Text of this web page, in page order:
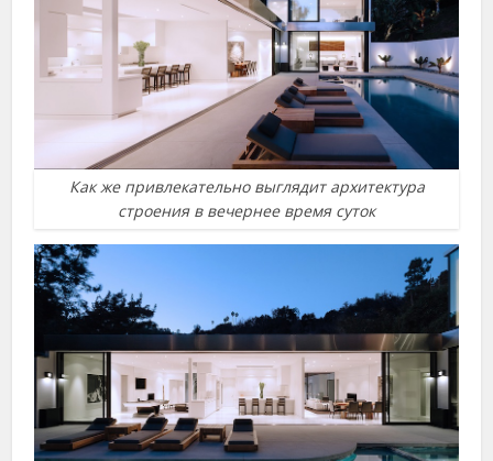
Как же привлекательно выглядит архитектура
строения в вечернее время суток